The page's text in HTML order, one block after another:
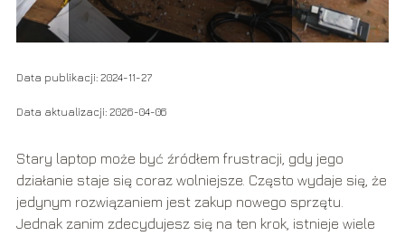
Data publikacji: 2024-11-27
Data aktualizacji: 2026-04-06
Stary laptop może być źródłem frustracji, gdy jego
działanie staje się coraz wolniejsze. Często wydaje się, że
jedynym rozwiązaniem jest zakup nowego sprzętu.
Jednak zanim zdecydujesz się na ten krok, istnieje wiele